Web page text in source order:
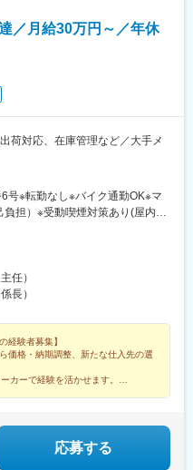
／月給30万円～／年休
荷対応、在庫管理など／大手メ
号※転勤なし※バイク通勤OK※マ
担）※受動喫煙対策あり(屋内禁
任）
長）
経験者募集】
価格・納期調整、新たな仕入先の選
カーで経験を活かせます。
勤なし）
応募する